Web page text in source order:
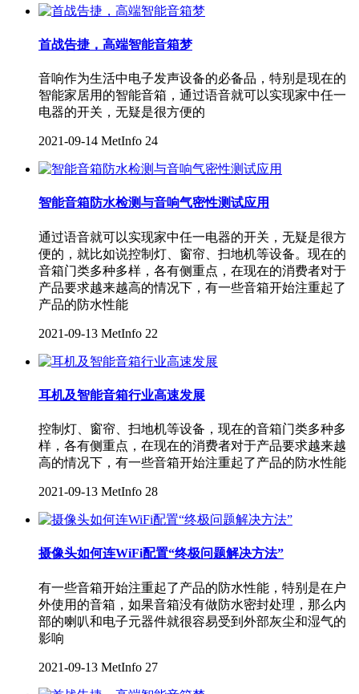
首战告捷，高端智能音箱梦
音响作为生活中电子发声设备的必备品，特别是现在的
智能家居用的智能音箱，通过语音就可以实现家中任一
电器的开关，无疑是很方便的
2021-09-14 MetInfo 24
智能音箱防水检测与音响气密性测试应用
通过语音就可以实现家中任一电器的开关，无疑是很方
便的，就比如说控制灯、窗帘、扫地机等设备。现在的
音箱门类多种多样，各有侧重点，在现在的消费者对于
产品要求越来越高的情况下，有一些音箱开始注重起了
产品的防水性能
2021-09-13 MetInfo 22
耳机及智能音箱行业高速发展
控制灯、窗帘、扫地机等设备，现在的音箱门类多种多
样，各有侧重点，在现在的消费者对于产品要求越来越
高的情况下，有一些音箱开始注重起了产品的防水性能
2021-09-13 MetInfo 28
摄像头如何连WiFi配置“终极问题解决方法”
有一些音箱开始注重起了产品的防水性能，特别是在户
外使用的音箱，如果音箱没有做防水密封处理，那么内
部的喇叭和电子元器件就很容易受到外部灰尘和湿气的
影响
2021-09-13 MetInfo 27